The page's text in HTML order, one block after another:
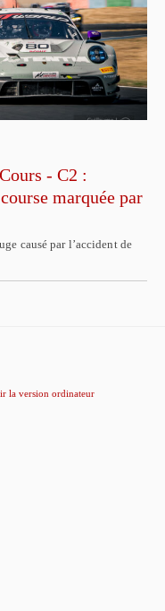
- C2 :
marquée par
causé par l’accident de
la version ordinateur